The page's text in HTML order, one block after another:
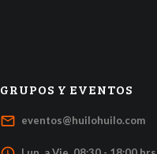
GRUPOS Y EVENTOS
mail_outline eventos@huilohuilo.com